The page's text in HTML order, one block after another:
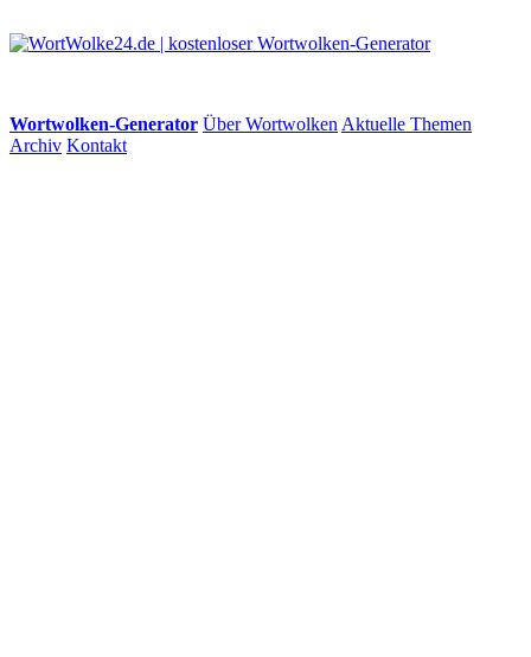
Wortwolken-Generator Über Wortwolken Aktuelle Themen
Archiv Kontakt